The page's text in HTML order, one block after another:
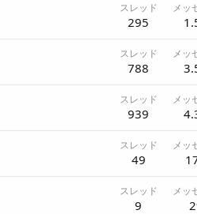
スレッド
295
メッ
スレッド
788
メッ
スレッド
939
メッ
スレッド
49
メッ
スレッド
9
メッ